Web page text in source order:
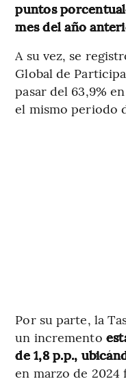
puntos
mes del año
A su vez, se
Global de
pasar del 63,9%
el mismo periodo
Por su parte, la
un incremento
de 1,8 p.p.,
en marzo de 2024